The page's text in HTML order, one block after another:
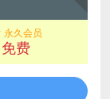
永久会员
免费